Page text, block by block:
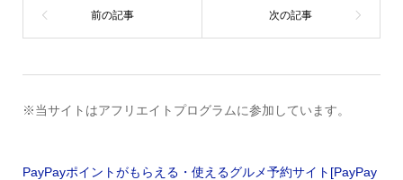
※当サイトはアフリエイトプログラムに参加しています。
PayPayポイントがもらえる・使えるグルメ予約サイト[PayPay